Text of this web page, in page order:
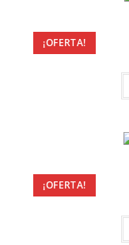
¡OFERTA!
¡OFERTA!